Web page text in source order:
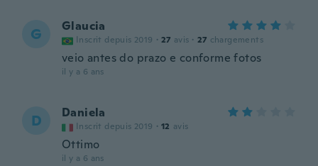
G Glaucia
Inscrit depuis 2019 · 27 avis · 27 chargements
veio antes do prazo e conforme fotos
il y a 6 ans
D Daniela
Inscrit depuis 2019 · 12 avis
Ottimo
il y a 6 ans